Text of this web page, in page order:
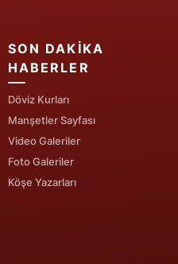
SON DAKIKA
HABERLER
Döviz Kurları
Manşetler Sayfası
Video Galeriler
Foto Galeriler
Köşe Yazarları